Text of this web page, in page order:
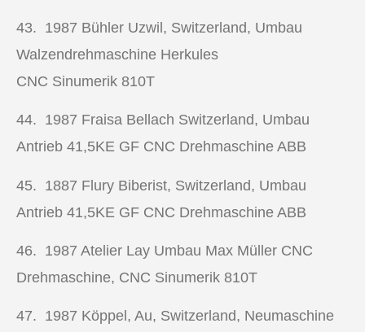
43. 1987 Bühler Uzwil, Switzerland, Umbau
Walzendrehmaschine Herkules
CNC Sinumerik 810T
44. 1987 Fraisa Bellach Switzerland, Umbau
Antrieb 41,5KE GF CNC Drehmaschine ABB
45. 1887 Flury Biberist, Switzerland, Umbau
Antrieb 41,5KE GF CNC Drehmaschine ABB
46. 1987 Atelier Lay Umbau Max Müller CNC
Drehmaschine, CNC Sinumerik 810T
47. 1987 Köppel, Au, Switzerland, Neumaschine